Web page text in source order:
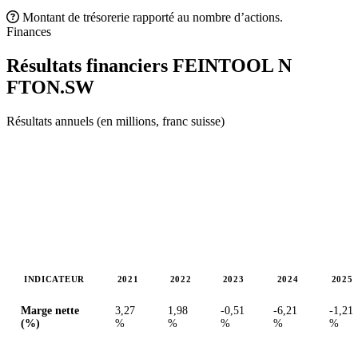
Montant de trésorerie rapporté au nombre d’actions.
Finances
Résultats financiers FEINTOOL N
FTON.SW
Résultats annuels (en millions, franc suisse)
INDICATEUR 2021 2022 2023 2024 2025
Marge nette
(%)
3,27
%
1,98
%
-0,51
%
-6,21
%
-1,21
%